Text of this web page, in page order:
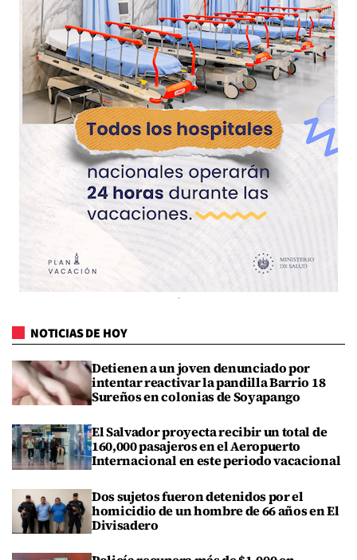
NOTICIAS DE HOY
Detienen a un joven denunciado por
intentar reactivar la pandilla Barrio 18
Sureños en colonias de Soyapango
El Salvador proyecta recibir un total de
160,000 pasajeros en el Aeropuerto
Internacional en este periodo vacacional
Dos sujetos fueron detenidos por el
homicidio de un hombre de 66 años en El
Divisadero